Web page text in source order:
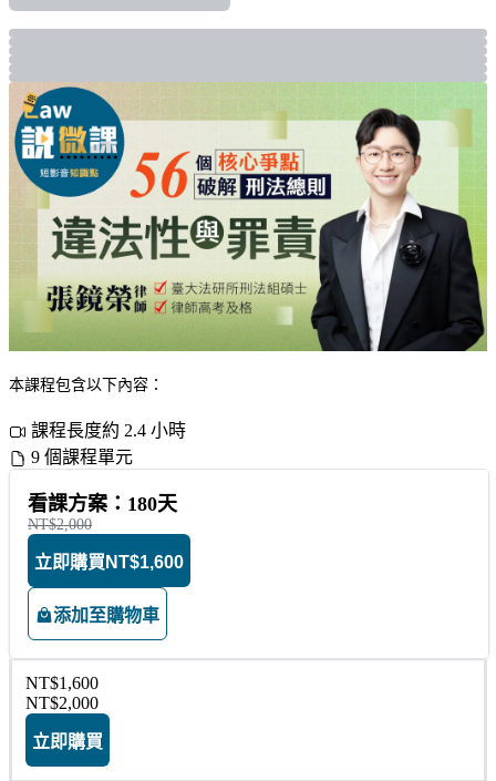
本課程包含以下內容：
課程長度約 2.4 小時
9 個課程單元
看課方案：180天
NT$2,000
立即購買 NT$1,600
添加至購物車
NT$1,600
NT$2,000
立即購買